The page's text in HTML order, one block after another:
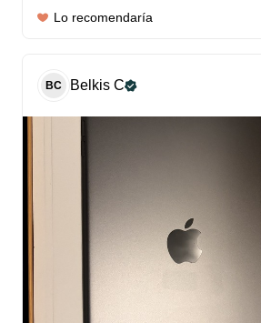
Lo recomendaría
BC Belkis C